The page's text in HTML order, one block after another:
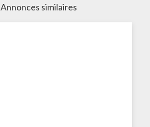
Annonces similaires